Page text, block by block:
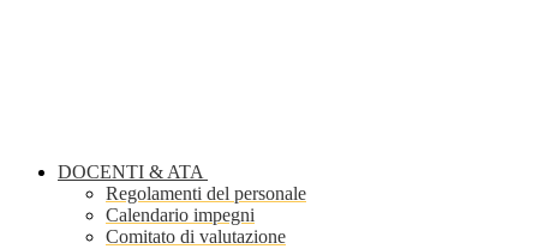
DOCENTI & ATA
Regolamenti del personale
Calendario impegni
Comitato di valutazione